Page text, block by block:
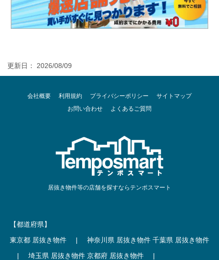
更新日： 2026/08/09
会社概要 利用規約 プライバシーポリシー
サイトマップ
お問い合わせ
よくあるご質問
居抜き物件等の店舗を探すならテンポスマート
【都道府県】
東京都 居抜き物件
| 神奈川県 居抜き物件 千葉県 居抜き物件
|
埼玉県 居抜き物件 京都府 居抜き物件
|